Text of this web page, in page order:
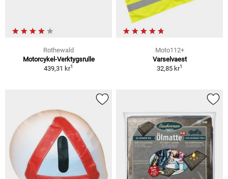
Rothewald
Motorcykel-Verktygsrulle
439,31 kr1
Moto112+
Varselvaest
32,85 kr1